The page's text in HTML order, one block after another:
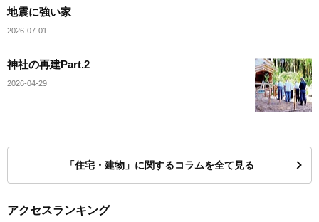
地震に強い家
2026-07-01
神社の再建Part.2
2026-04-29
「住宅・建物」に関するコラムを全て見る
アクセスランキング